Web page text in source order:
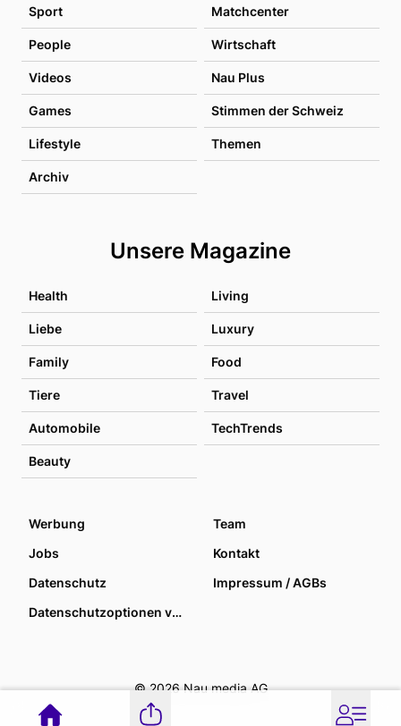
Sport Matchcenter
People Wirtschaft
Videos Nau Plus
Games Stimmen der Schweiz
Lifestyle Themen
Archiv
Unsere Magazine
Health Living
Liebe Luxury
Family Food
Tiere Travel
Automobile TechTrends
Beauty
Werbung
Team
Jobs
Kontakt
Datenschutz
Impressum / AGBs
Datenschutzoptionen verwalten
© 2026 Nau media AG